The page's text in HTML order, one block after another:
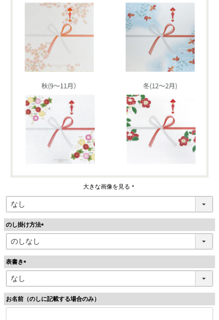
大きな画像を見る
のし掛け方法
(
表書き
(
必
お名前（のしに記載する場合のみ）